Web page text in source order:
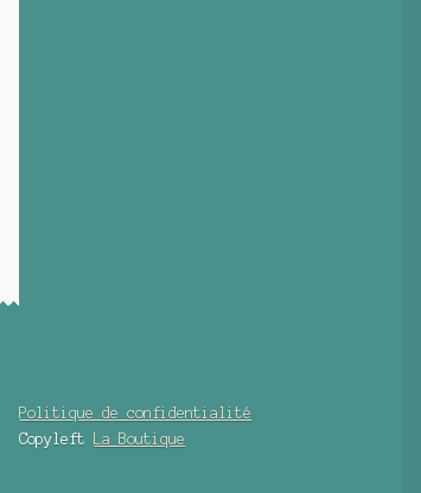
Politique de confidentialité
Copyleft
La Boutique